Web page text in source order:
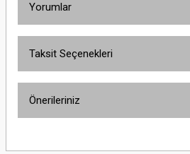
Yorumlar
Taksit Seçenekleri
Önerileriniz
yetersiz gördüğünüz noktaları öneri